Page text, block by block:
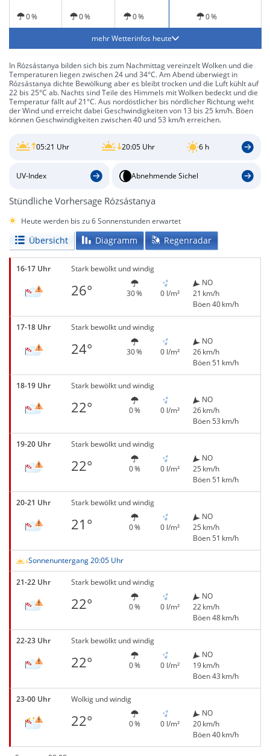
möglich
0 % 0 % 0 % 0 %
mehr Wetterinfos heute
In Rózsástanya bilden sich bis zum Nachmittag vereinzelt Wolken und die
Temperaturen liegen zwischen 24 und 34°C. Am Abend überwiegt in
Rózsástanya dichte Bewölkung aber es bleibt trocken und die Luft kühlt auf
22 bis 25°C ab. Nachts sind Teile des Himmels mit Wolken bedeckt und die
Temperatur fällt auf 21°C. Aus nordöstlicher bis nördlicher Richtung weht
der Wind und erreicht dabei Geschwindigkeiten von 13 bis 25 km/h. Böen
können Geschwindigkeiten zwischen 40 und 53 km/h erreichen.
05:21 Uhr 20:05 Uhr 6 h
UV-Index Abnehmende Sichel
Stündliche Vorhersage Rózsástanya
Heute werden bis zu 6 Sonnenstunden erwartet
Übersicht Diagramm Regenradar
16-17 Uhr Stark bewölkt und windig
26° 30 % 0 l/m²
NO
21 km/h
Böen 40 km/h
17-18 Uhr Stark bewölkt und windig
24° 30 % 0 l/m²
NO
26 km/h
Böen 51 km/h
18-19 Uhr Stark bewölkt und windig
22° 0 % 0 l/m²
NO
26 km/h
Böen 53 km/h
19-20 Uhr Stark bewölkt und windig
22° 0 % 0 l/m²
NO
25 km/h
Böen 51 km/h
20-21 Uhr Stark bewölkt und windig
21° 0 % 0 l/m²
NO
25 km/h
Böen 51 km/h
Sonnenuntergang 20:05 Uhr
21-22 Uhr Stark bewölkt und windig
22° 0 % 0 l/m²
NO
22 km/h
Böen 48 km/h
22-23 Uhr Stark bewölkt und windig
22° 0 % 0 l/m²
NO
19 km/h
Böen 43 km/h
23-00 Uhr Wolkig und windig
22° 0 % 0 l/m²
NO
20 km/h
Böen 40 km/h